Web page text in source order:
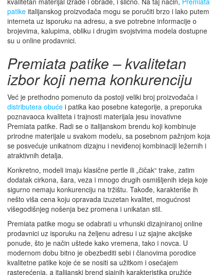
patike italijanskog proizvođača mogu se poručiti brzo i lako putem
interneta uz isporuku na adresu, a sve potrebne informacije o
brojevima, kalupima, obliku i drugim svojstvima modela dostupne
su u online prodavnici.
Premiata patike – kvalitetan
izbor koji nema konkurenciju
Već je prethodno pomenuto da postoji veliki broj proizvođača i
distributera obuće i patika kao posebne kategorije, a preporuka
poznavaoca kvaliteta i trajnosti materijala jesu inovativne
Premiata patike. Radi se o italijanskom brendu koji kombinuje
prirodne materijale u svakom modelu, sa posebnom pažnjom koja
se posvećuje unikatnom dizajnu i neviđenoj kombinaciji ležernih i
atraktivnih detalja.
Konkretno, modeli imaju klasične pertle ili „čičak“ trake, zatim
dodatak cirkona, šara, veza i mnogo drugih osmišljenih ideja koje
sigurno nemaju konkurenciju na tržištu. Takođe, karakteriše ih
nešto viša cena koju opravada izuzetan kvalitet, mogućnost
višegodišnjeg nošenja bez promena i unikatan stil.
Premiata patike mogu se odabrati u vrhunski dizajniranoj online
prodavnici uz isporuku na željenu adresu i uz sjajne akcijske
ponude, što je način uštede kako vremena, tako i novca. U
modernom dobu bitno je obezbediti sebi i članovima porodice
kvalitetne patike koje će se nositi sa užitkom i osećajem
rasterećenja, a italijanski brend sjajnih karakteristika pružiće